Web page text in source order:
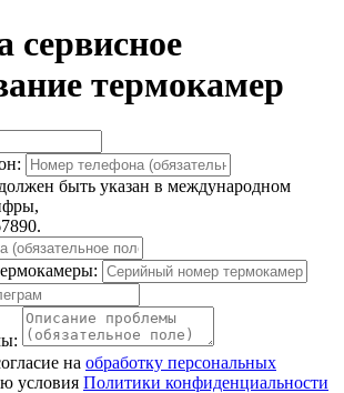
сервисное
термокамер
быть указан в международном
на обработку персональных
условия Политики конфиденциальности